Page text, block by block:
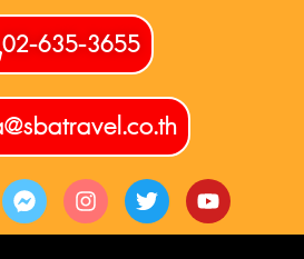
02-635-3655